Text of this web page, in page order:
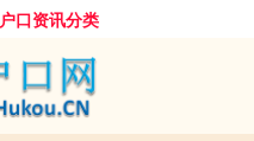
户口资讯分类